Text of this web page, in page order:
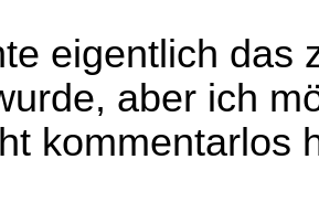
eigentlich das
aber ich
kommentarlos